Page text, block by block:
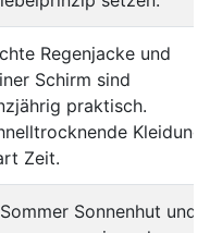
Regenjacke und
Schirm sind
praktisch.
Kleidung
Zeit.
Sonnenhut und